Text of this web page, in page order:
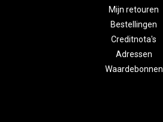
Mijn retouren
Bestellingen
Creditnota's
Adressen
Waardebonnen